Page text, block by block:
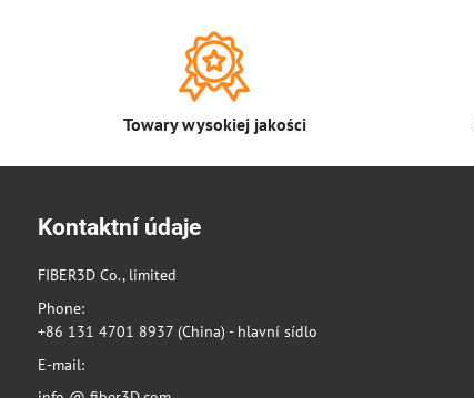
Towary wysokiej jakości
Kontaktní údaje
FIBER3D Co., limited
Phone:
+86 131 4701 8937 (China) - hlavní sídlo
E-mail: